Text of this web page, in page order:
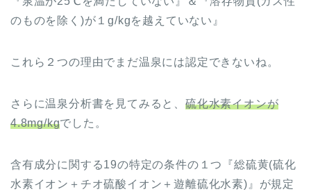
のものを除く)が１g/kgを越えていない』
これら２つの理由でまだ温泉には認定できないね。
さらに温泉分析書を見てみると、 硫化水素イオンが
4.8mg/kgでした。
含有成分に関する19の特定の条件の１つ『総硫黄(硫化
水素イオン＋チオ硫酸イオン＋遊離硫化水素)』が規定